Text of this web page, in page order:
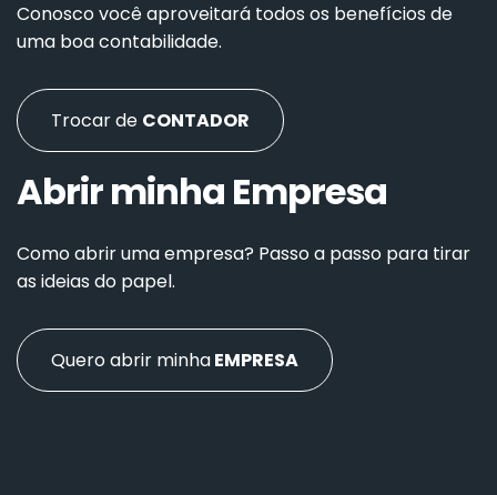
Conosco você aproveitará todos os benefícios de
uma boa contabilidade.
Trocar de CONTADOR
Abrir minha Empresa
Como abrir uma empresa? Passo a passo para tirar
as ideias do papel.
Quero abrir minhaEMPRESA